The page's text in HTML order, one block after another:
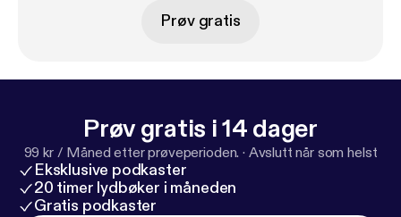
Prøv gratis
Prøv gratis i 14 dager
99 kr / Måned etter prøveperioden. · Avslutt når som helst
Eksklusive podkaster
20 timer lydbøker i måneden
Gratis podkaster